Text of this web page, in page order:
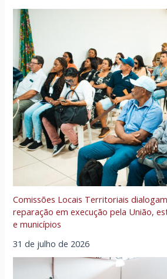
Comissões Locais Territoriais
reparação em execução pela União,
e municípios
31 de julho de 2026